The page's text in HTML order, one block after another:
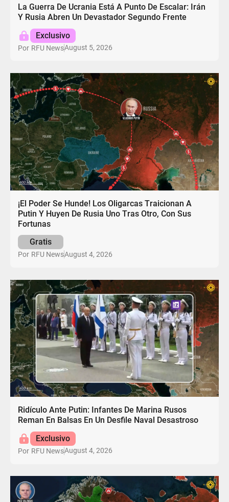
La Guerra De Ucrania Está A Punto De Escalar: Irán
Y Rusia Abren Un Devastador Segundo Frente
Exclusivo
Por RFU NewsAugust 5, 2026
¡El Poder Se Hunde! Los Oligarcas Traicionan A
Putin Y Huyen De Rusia Uno Tras Otro, Con Sus
Fortunas
Gratis
Por RFU NewsAugust 4, 2026
Ridículo Ante Putin: Infantes De Marina Rusos
Reman En Balsas En Un Desfile Naval Desastroso
Exclusivo
Por RFU NewsAugust 4, 2026